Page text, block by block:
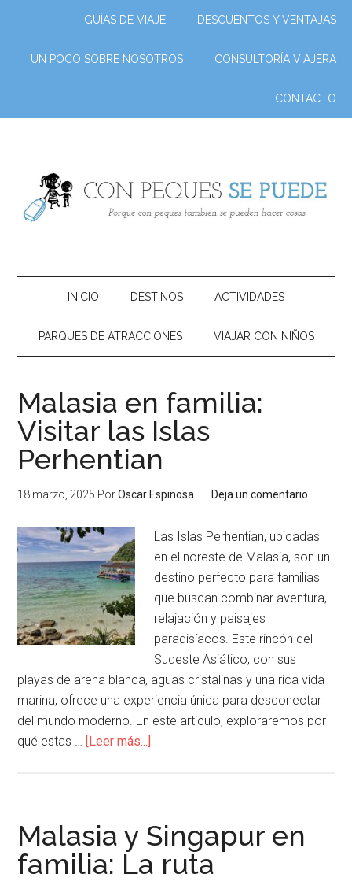
GUÍAS DE VIAJE DESCUENTOS Y VENTAJAS
UN POCO SOBRE NOSOTROS CONSULTORÍA VIAJERA
CONTACTO
INICIO DESTINOS ACTIVIDADES
PARQUES DE ATRACCIONES VIAJAR CON NIÑOS
Malasia en familia:
Visitar las Islas
Perhentian
18 marzo, 2025 PorOscar Espinosa Deja un comentario
Las Islas Perhentian, ubicadas
en el noreste de Malasia, son un
destino perfecto para familias
que buscan combinar aventura,
relajación y paisajes
paradisíacos. Este rincón del
Sudeste Asiático, con sus
playas de arena blanca, aguas cristalinas y una rica vida
marina, ofrece una experiencia única para desconectar
del mundo moderno. En este artículo, exploraremos por
qué estas … [Leer más...]
Malasia y Singapur en
familia: La ruta